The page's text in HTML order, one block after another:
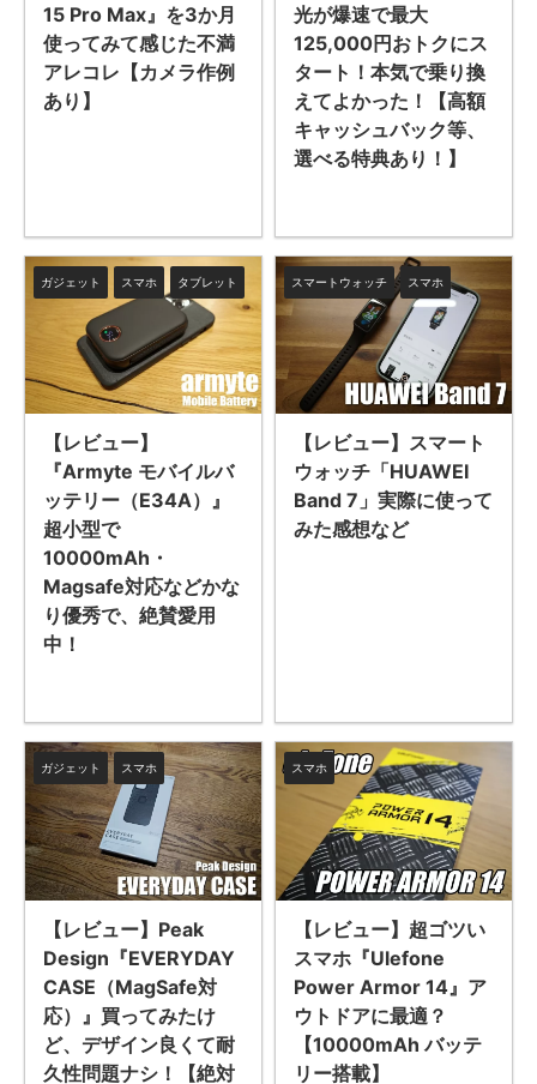
15 Pro Max』を3か月
使ってみて感じた不満
アレコレ【カメラ作例
あり】
光が爆速で最大
125,000円おトクにス
タート！本気で乗り換
えてよかった！【高額
キャッシュバック等、
選べる特典あり！】
ガジェット スマホ タブレット
【レビュー】
『Armyte モバイルバ
ッテリー（E34A）』
超小型で
10000mAh・
Magsafe対応などかな
り優秀で、絶賛愛用
中！
スマートウォッチ スマホ
【レビュー】スマート
ウォッチ「HUAWEI
Band 7」実際に使って
みた感想など
ガジェット スマホ
【レビュー】Peak
Design『EVERYDAY
CASE（MagSafe対
応）』買ってみたけ
ど、デザイン良くて耐
久性問題ナシ！【絶対
スマホ
【レビュー】超ゴツい
スマホ『Ulefone
Power Armor 14』ア
ウトドアに最適？
【10000mAh バッテ
リー搭載】